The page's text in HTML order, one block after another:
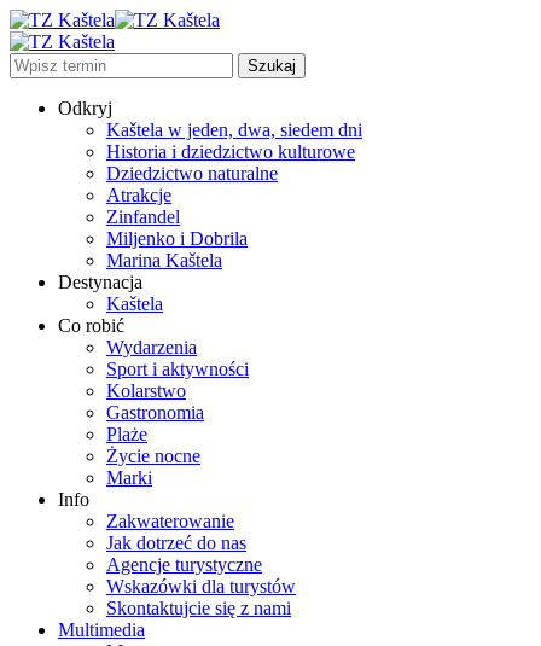
Odkryj
Kaštela w jeden, dwa, siedem dni
Historia i dziedzictwo kulturowe
Dziedzictwo naturalne
Atrakcje
Zinfandel
Miljenko i Dobrila
Marina Kaštela
Destynacja
Kaštela
Co robić
Wydarzenia
Sport i aktywności
Kolarstwo
Gastronomia
Plaże
Życie nocne
Marki
Info
Zakwaterowanie
Jak dotrzeć do nas
Agencje turystyczne
Wskazówki dla turystów
Skontaktujcie się z nami
Multimedia